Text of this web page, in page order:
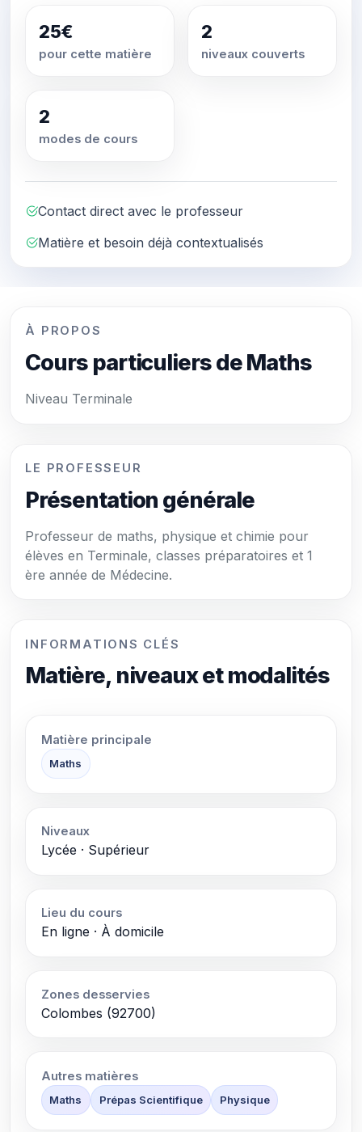
25€
pour cette matière
2
niveaux couverts
2
modes de cours
Contact direct avec le professeur
Matière et besoin déjà contextualisés
À PROPOS
Cours particuliers de Maths
Niveau Terminale
LE PROFESSEUR
Présentation générale
Professeur de maths, physique et chimie pour
élèves en Terminale, classes préparatoires et 1
ère année de Médecine.
INFORMATIONS CLÉS
Matière, niveaux et modalités
Matière principale
Maths
Niveaux
Lycée · Supérieur
Lieu du cours
En ligne · À domicile
Zones desservies
Colombes (92700)
Autres matières
Maths Prépas Scientifique Physique